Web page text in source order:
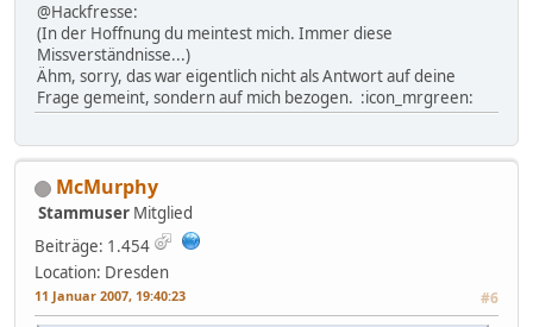
@Hackfresse:
(In der Hoffnung du meintest mich. Immer diese
Missverständnisse...)
Ähm, sorry, das war eigentlich nicht als Antwort auf deine
Frage gemeint, sondern auf mich bezogen. :icon_mrgreen:
McMurphy
Stammuser Mitglied
Beiträge: 1.454
Location: Dresden
11 Januar 2007, 19:40:23 #6